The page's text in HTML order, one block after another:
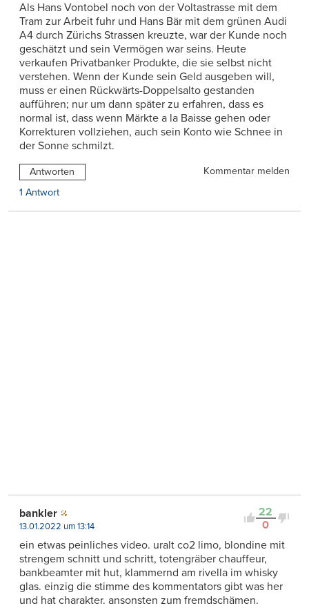
Als Hans Vontobel noch von der Voltastrasse mit dem
Tram zur Arbeit fuhr und Hans Bär mit dem grünen Audi
A4 durch Zürichs Strassen kreuzte, war der Kunde noch
geschätzt und sein Vermögen war seins. Heute
verkaufen Privatbanker Produkte, die sie selbst nicht
verstehen. Wenn der Kunde sein Geld ausgeben will,
muss er einen Rückwärts-Doppelsalto gestanden
aufführen; nur um dann später zu erfahren, dass es
normal ist, dass wenn Märkte a la Baisse gehen oder
Korrekturen vollziehen, auch sein Konto wie Schnee in
der Sonne schmilzt.
Antworten
Kommentar melden
1 Antwort
22
0
bankler
13.01.2022 um 13:14
ein etwas peinliches video. uralt co2 limo, blondine mit
strengem schnitt und schritt, totengräber chauffeur,
bankbeamter mit hut, klammernd am rivella im whisky
glas. einzig die stimme des kommentators gibt was her
und hat charakter. ansonsten zum fremdschämen.